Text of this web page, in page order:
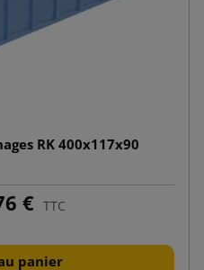
RK 400x117x90
€ TTC
panier